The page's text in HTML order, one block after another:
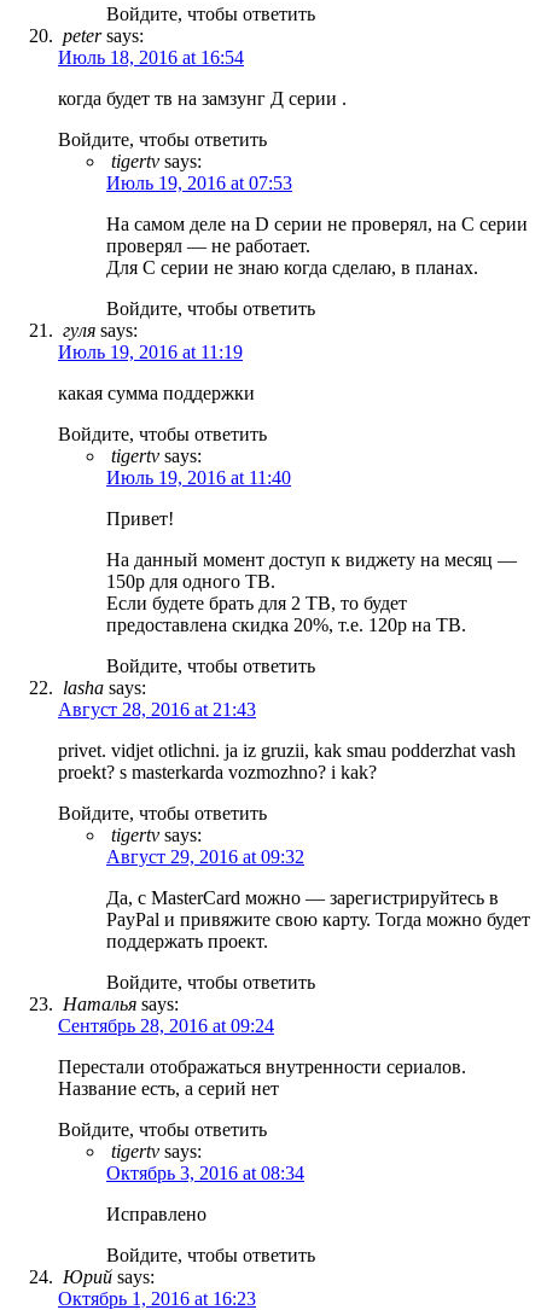
Войдите, чтобы ответить
peter says:
Июль 18, 2016 at 16:54
когда будет тв на замзунг Д серии .
Войдите, чтобы ответить
tigertv says:
Июль 19, 2016 at 07:53
На самом деле на D серии не проверял, на С серии
проверял — не работает.
Для С серии не знаю когда сделаю, в планах.
Войдите, чтобы ответить
гуля says:
Июль 19, 2016 at 11:19
какая сумма поддержки
Войдите, чтобы ответить
tigertv says:
Июль 19, 2016 at 11:40
Привет!
На данный момент доступ к виджету на месяц —
150р для одного ТВ.
Если будете брать для 2 ТВ, то будет
предоставлена скидка 20%, т.е. 120р на ТВ.
Войдите, чтобы ответить
lasha says:
Август 28, 2016 at 21:43
privet. vidjet otlichni. ja iz gruzii, kak smau podderzhat vash
proekt? s masterkarda vozmozhno? i kak?
Войдите, чтобы ответить
tigertv says:
Август 29, 2016 at 09:32
Да, с MasterCard можно — зарегистрируйтесь в
PayPal и привяжите свою карту. Тогда можно будет
поддержать проект.
Войдите, чтобы ответить
Наталья says:
Сентябрь 28, 2016 at 09:24
Перестали отображаться внутренности сериалов.
Название есть, а серий нет
Войдите, чтобы ответить
tigertv says:
Октябрь 3, 2016 at 08:34
Исправлено
Войдите, чтобы ответить
Юрий says:
Октябрь 1, 2016 at 16:23